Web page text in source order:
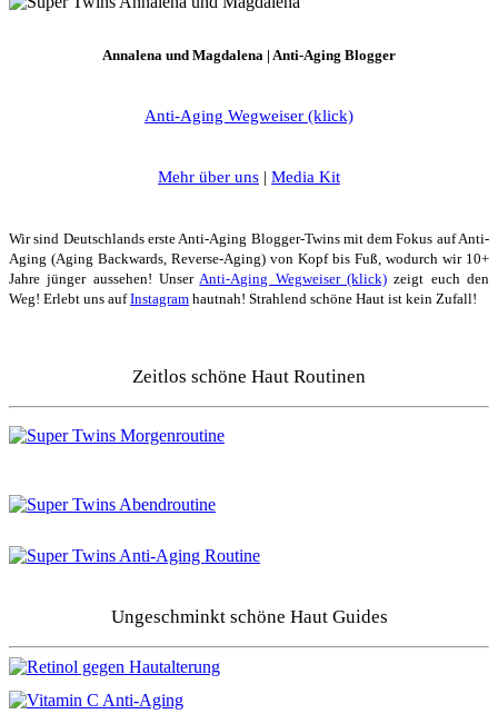
Annalena und Magdalena | Anti-Aging Blogger
Anti-Aging Wegweiser (klick)
Mehr über uns | Media Kit
Wir sind Deutschlands erste Anti-Aging Blogger-Twins mit dem Fokus auf Anti-
Aging (Aging Backwards, Reverse-Aging) von Kopf bis Fuß, wodurch wir 10+
Jahre jünger aussehen! Unser Anti-Aging Wegweiser (klick) zeigt euch den
Weg! Erlebt uns aufInstagram hautnah! Strahlend schöne Haut ist kein Zufall!
Zeitlos schöne Haut Routinen
Ungeschminkt schöne Haut Guides